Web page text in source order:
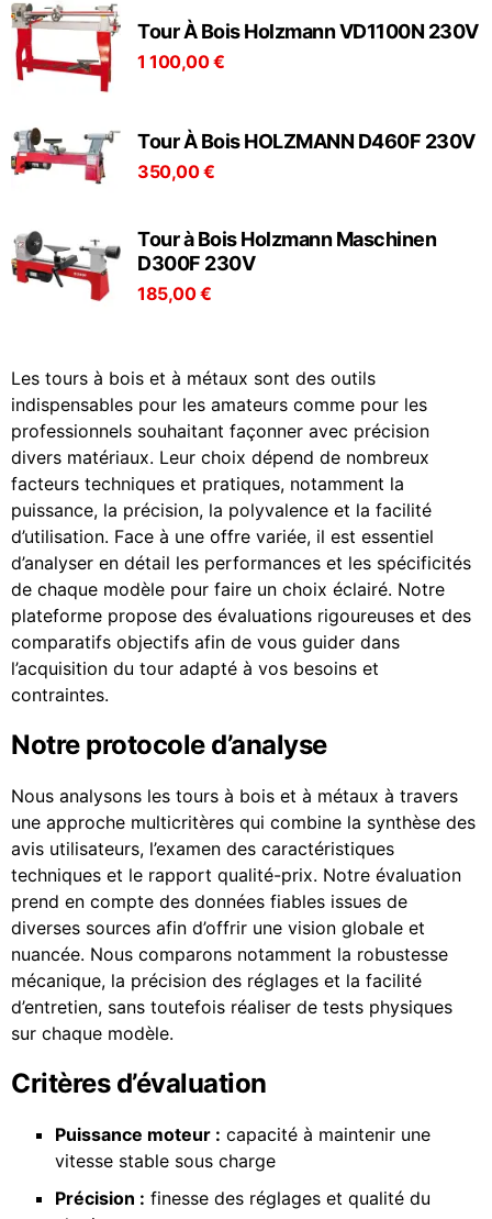
Tour À Bois Holzmann VD1100N 230V
1 100,00 €
Tour À Bois HOLZMANN D460F 230V
350,00 €
Tour à Bois Holzmann Maschinen
D300F 230V
185,00 €
Les tours à bois et à métaux sont des outils
indispensables pour les amateurs comme pour les
professionnels souhaitant façonner avec précision
divers matériaux. Leur choix dépend de nombreux
facteurs techniques et pratiques, notamment la
puissance, la précision, la polyvalence et la facilité
d’utilisation. Face à une offre variée, il est essentiel
d’analyser en détail les performances et les spécificités
de chaque modèle pour faire un choix éclairé. Notre
plateforme propose des évaluations rigoureuses et des
comparatifs objectifs afin de vous guider dans
l’acquisition du tour adapté à vos besoins et
contraintes.
Notre protocole d’analyse
Nous analysons les tours à bois et à métaux à travers
une approche multicritères qui combine la synthèse des
avis utilisateurs, l’examen des caractéristiques
techniques et le rapport qualité-prix. Notre évaluation
prend en compte des données fiables issues de
diverses sources afin d’offrir une vision globale et
nuancée. Nous comparons notamment la robustesse
mécanique, la précision des réglages et la facilité
d’entretien, sans toutefois réaliser de tests physiques
sur chaque modèle.
Critères d’évaluation
Puissance moteur : capacité à maintenir une
vitesse stable sous charge
Précision : finesse des réglages et qualité du